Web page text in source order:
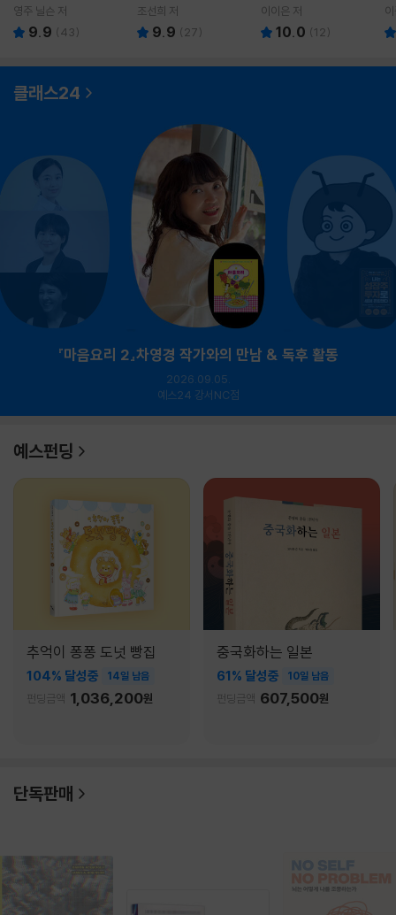
영주 닐슨 저
9.9 (43)
조선희 저
9.9 ( 27)
이이은 저
10.0 (12)
클래스24
『마음요리 2』차영경 작가와의 만남 & 독후 활동
2026.09.05.
예스24 강서NC점
예스펀딩
추억이 퐁퐁 도넛 빵집
104% 달성중 14일 남음
펀딩금액 1,036,200원
중국화하는 일본
61% 달성중 10일 남음
펀딩금액 607,500원
단독판매